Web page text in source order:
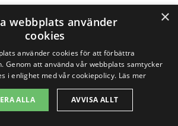
företag och jämföra
och priser. Det gör det
att fatta ett informerat
det bästa erbjudandet för
×
webbplats använder
cookies
använder cookies för att förbättra
Genom att använda vår webbplats samtycker
i enlighet med vår cookiepolicy. Läs mer
ALLA AVVISA ALLT